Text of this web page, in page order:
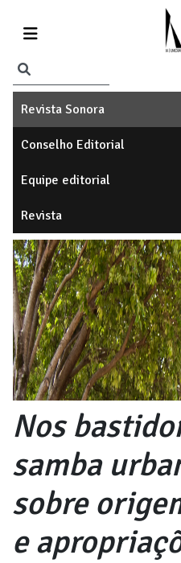
Revista Sonora
Conselho Editorial
Equipe editorial
Revista
Nos
samba
sobre
e